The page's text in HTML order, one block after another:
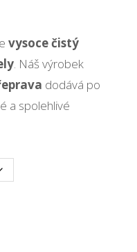
vysoce čistý
. Náš výrobek
dodává po
a spolehlivé